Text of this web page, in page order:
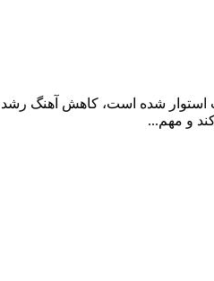
۱۴۰۵ بر وصول ۲۸۵۱ همت مالیات
و مهم‌...